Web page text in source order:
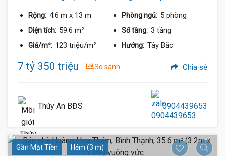
Rộng: 4.6 m x 13 m Phòng ngủ: 5 phòng
Diện tích: 59.6 m² Số tầng: 3 tầng
Giá/m²: 123 triệu/m² Hướng: Tây Bắc
7 tỷ 350 triệu So sánh Chia sẻ
Thúy An BĐS 0904439653
Gần Mặt Tiền Hẻm (3 m)